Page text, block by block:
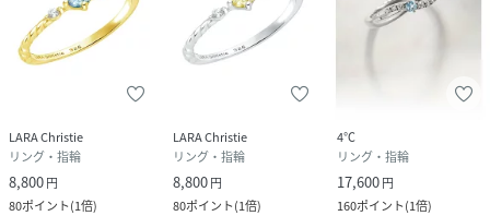
LARA Christie
リング・指輪
8,800円
80ポイント(1倍)
LARA Christie
リング・指輪
8,800円
80ポイント(1倍)
4℃
リング・指輪
17,600円
160ポイント(1倍)